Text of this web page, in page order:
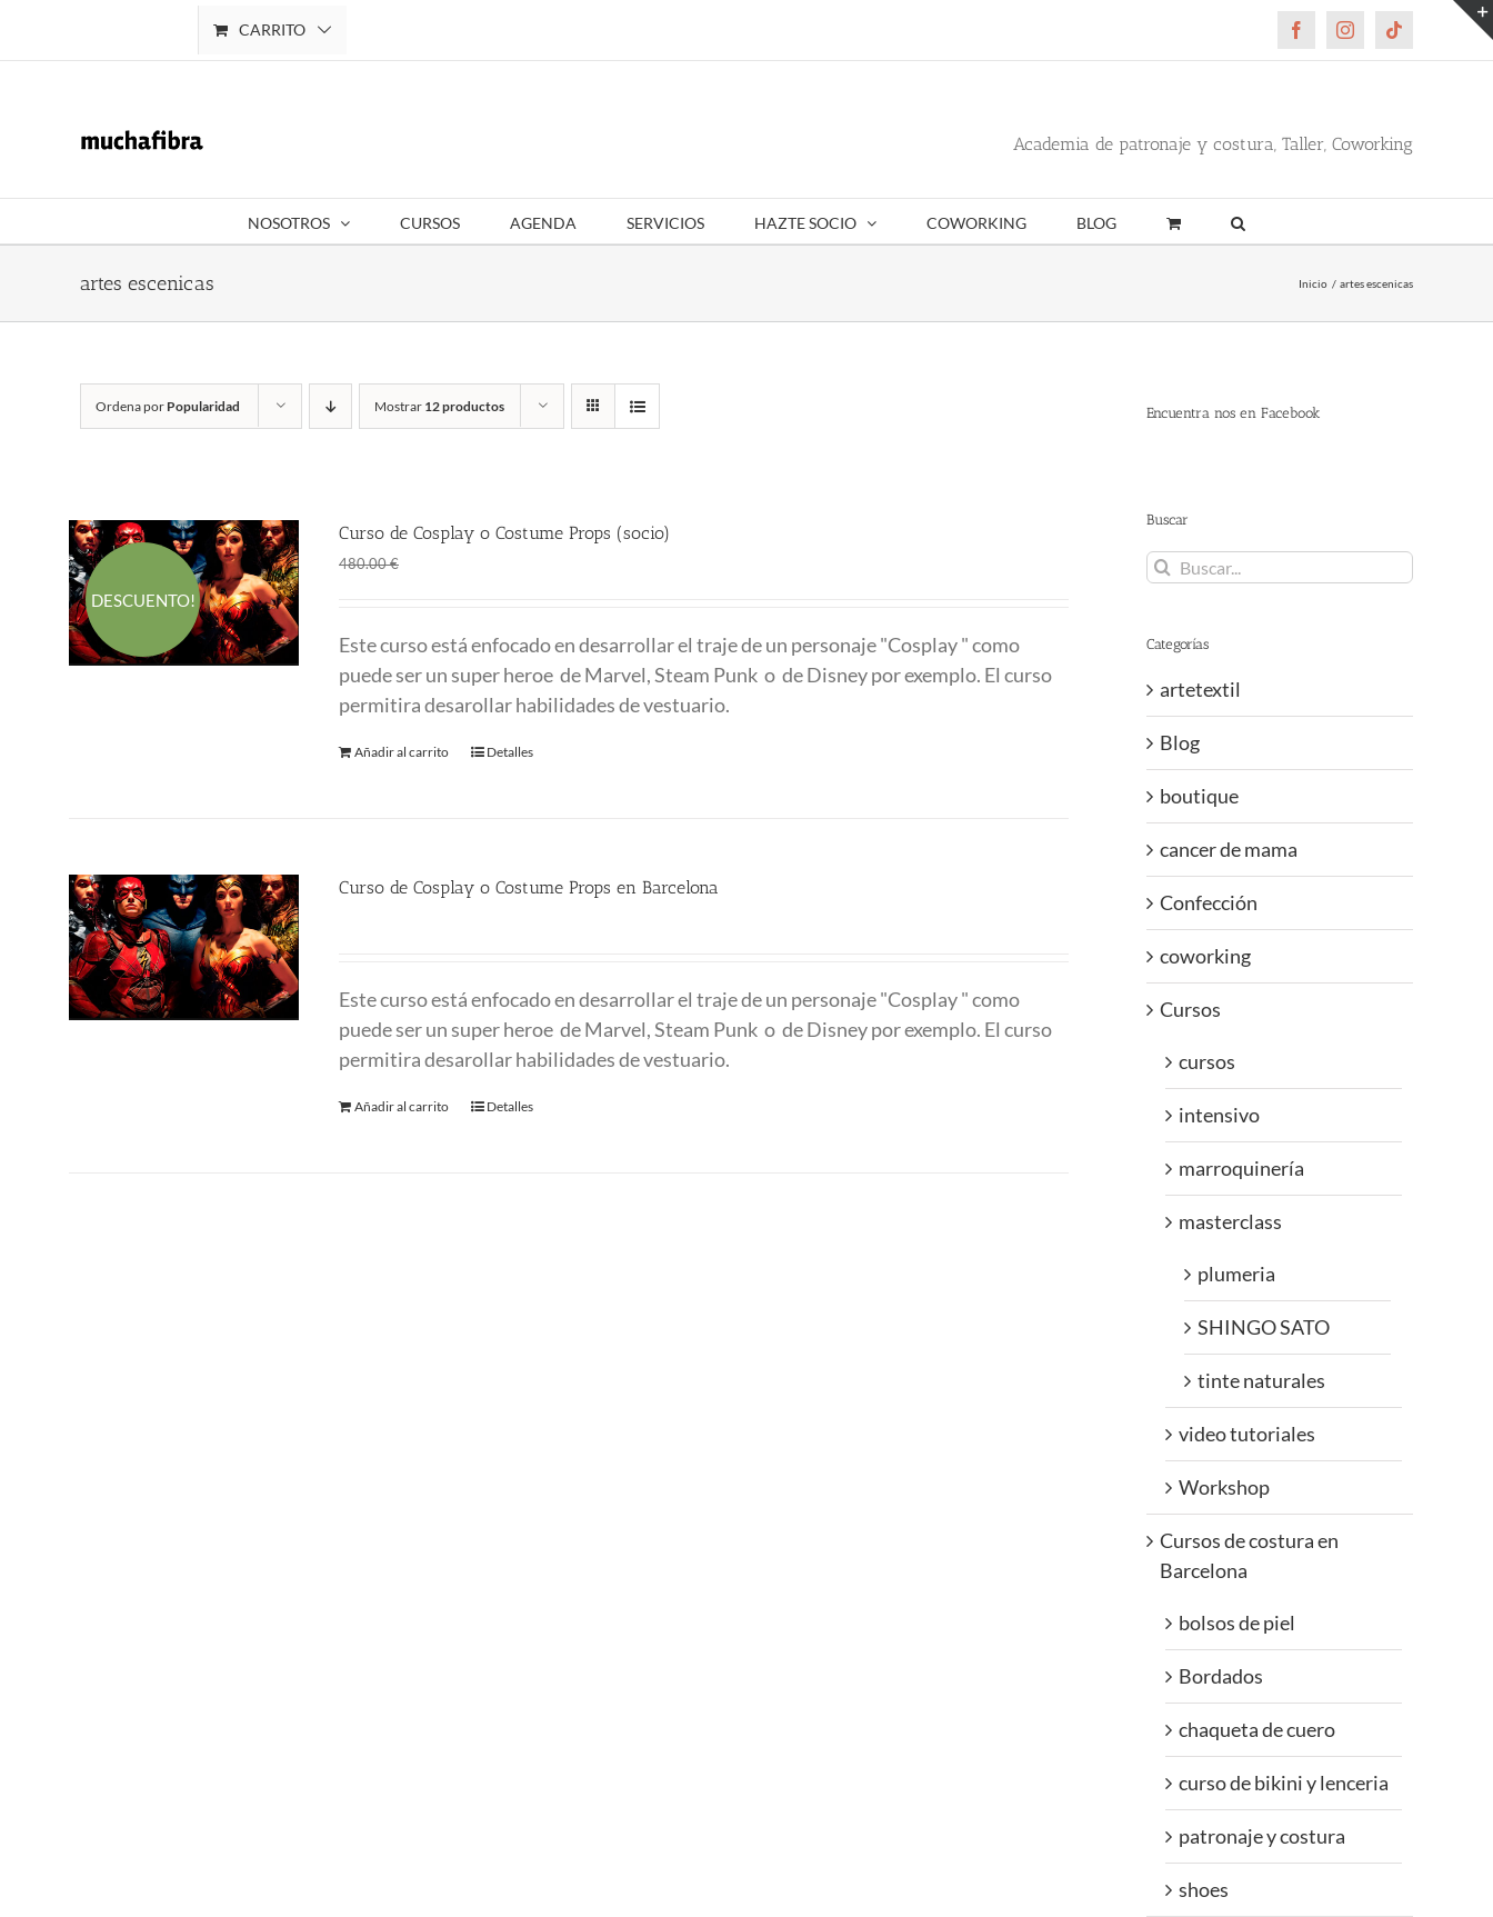
CARRITO FacebookInstagramTiktok
Academia de patronaje y costura, Taller, Coworking
NOSOTROS CURSOS AGENDA SERVICIOS HAZTE SOCIO COWORKING BLOG
artes escenicas Inicio artes escenicas
Ordena por Popularidad Mostrar 12 productos
DESCUENTO!
Curso de Cosplay o Costume Props (socio)
480.00€
era:
480.00 €.
es:
290.00 €.
Este curso está enfocado en desarrollar el traje de un personaje "Cosplay " como
puede ser un super heroe de Marvel, Steam Punk o de Disney por exemplo. El curso
permitira desarollar habilidades de vestuario.
Añadir al carrito Detalles
Curso de Cosplay o Costume Props en Barcelona
Este curso está enfocado en desarrollar el traje de un personaje "Cosplay " como
puede ser un super heroe de Marvel, Steam Punk o de Disney por exemplo. El curso
permitira desarollar habilidades de vestuario.
Añadir al carrito Detalles
Encuentra nos en Facebook
Buscar
Buscar:
Categorías
artetextil
Blog
boutique
cancer de mama
Confección
coworking
Cursos
cursos
intensivo
marroquinería
masterclass
plumeria
SHINGO SATO
tinte naturales
video tutoriales
Workshop
Cursos de costura en
Barcelona
bolsos de piel
Bordados
chaqueta de cuero
curso de bikini y lenceria
patronaje y costura
shoes